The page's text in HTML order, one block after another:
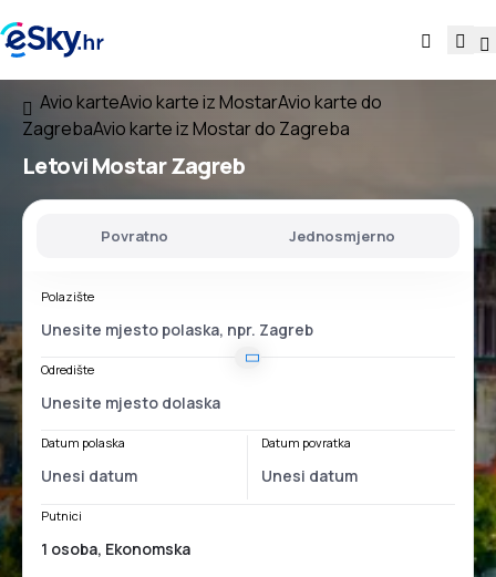
Avio karteAvio karte iz MostarAvio karte do
ZagrebaAvio karte iz Mostar do Zagreba
LetoviMostar Zagreb
Povratno Jednosmjerno
Polazište
Odredište
Datum polaska Datum povratka
Putnici